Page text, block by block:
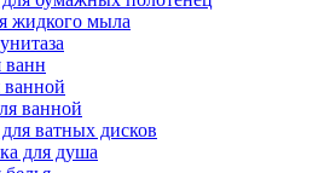
жидкого мыла
ванн
ванной
ватных дисков
для душа